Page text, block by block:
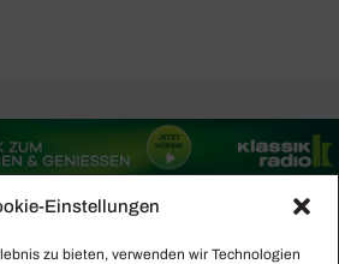
Einstellungen
zu bieten, verwenden wir Technologien